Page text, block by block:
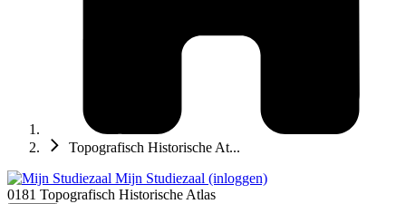
Topografisch Historische At...
Mijn Studiezaal (inloggen)
0181 Topografisch Historische Atlas